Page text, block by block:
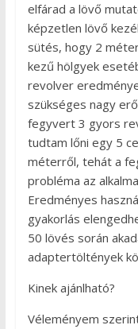
elfárad a lövő
képzetlen lövő
sütés, hogy 2
kezű hölgyek
revolver
szükséges nagy
fegyvert 3 gyors
tudtam lőni egy 5
méterről, tehát a
probléma az
Eredményes
gyakorlás
50 lövés során
adaptertöltények
Kinek ajánlható?
Véleményem